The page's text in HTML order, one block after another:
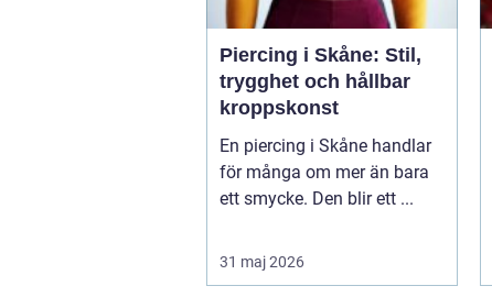
Piercing i Skåne: Stil,
trygghet och hållbar
kroppskonst
En piercing i Skåne handlar
för många om mer än bara
ett smycke. Den blir ett ...
31 maj 2026